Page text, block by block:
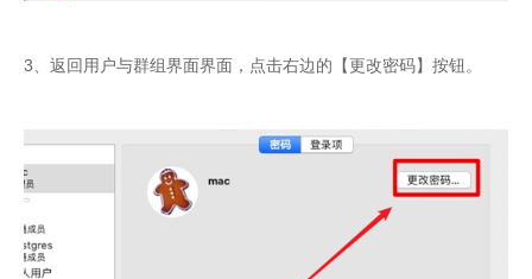
3、返回用户与群组界面界面，点击右边的【更改密码】按钮。